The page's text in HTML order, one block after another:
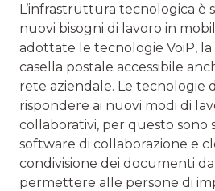
L’infrastruttura tecnologica è
nuovi bisogni di lavoro in
adottate le tecnologie VoiP, la
casella postale accessibile
rete aziendale. Le tecnologie
rispondere ai nuovi modi di
collaborativi, per questo sono
software di collaborazione e
condivisione dei documenti
permettere alle persone di